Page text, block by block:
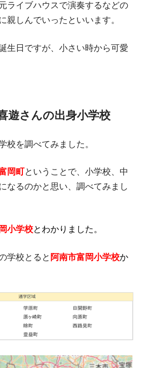
ライブハウスで演奏するなどの
親しんでいったといいます。
生日ですが、小さい時から可愛
遊さんの出身小学校
校を調べてみました。
岡町
ということで、小学校、中
なるのかと思い、調べてみまし
小学校とわかりました。
学校とると 阿南市富岡小学校か